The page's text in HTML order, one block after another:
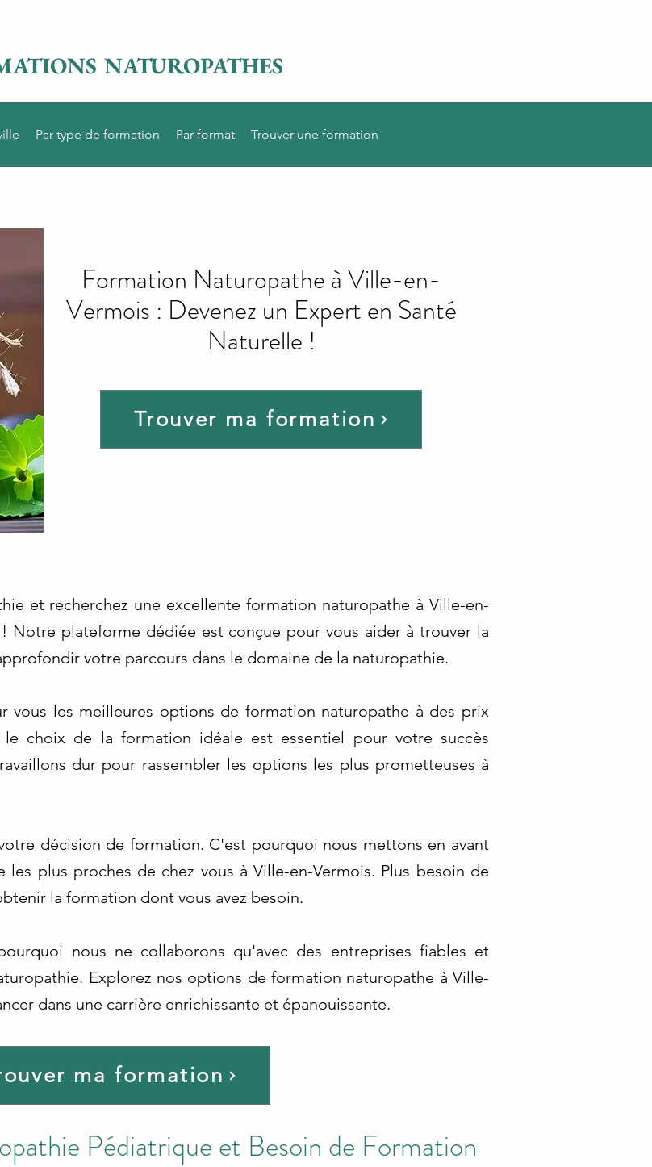
NATUROPATHES
Par type de formation Par format Trouver une formation
Trouver ma formation
Formation Naturopathe à Ville-en-
Vermois : Devenez un Expert en Santé
Naturelle !
et recherchez une excellente formation naturopathe à Ville-en-
Notre plateforme dédiée est conçue pour vous aider à trouver la
votre parcours dans le domaine de la naturopathie.
vous les meilleures options de formation naturopathe à des prix
choix de la formation idéale est essentiel pour votre succès
dur pour rassembler les options les plus prometteuses à
décision de formation. C'est pourquoi nous mettons en avant
plus proches de chez vous à Ville-en-Vermois. Plus besoin de
la formation dont vous avez besoin.
nous ne collaborons qu'avec des entreprises fiables et
Explorez nos options de formation naturopathe à Ville-
dans une carrière enrichissante et épanouissante.
ma formation
Pédiatrique et Besoin de Formation